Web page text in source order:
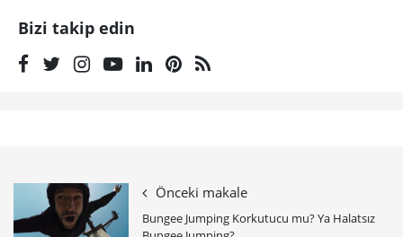
Bizi takip edin
Önceki makale
​Bungee Jumping Korkutucu mu? Ya Halatsız